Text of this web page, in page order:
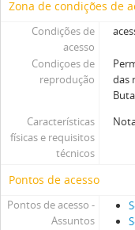
Zona de condições de
Condições de
acesso
Condiçoes de
reprodução
das
Características
físicas e requisitos
técnicos
Pontos de acesso
Pontos de acesso -
Assuntos